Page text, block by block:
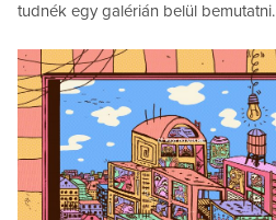
tudnék egy galérián belül bemutatni.